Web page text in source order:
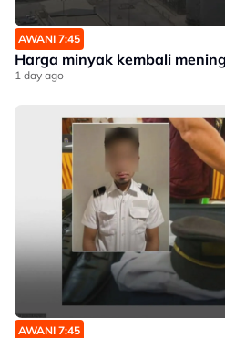
AWANI 7:45
Harga minyak kembali
1 day ago
AWANI 7:45